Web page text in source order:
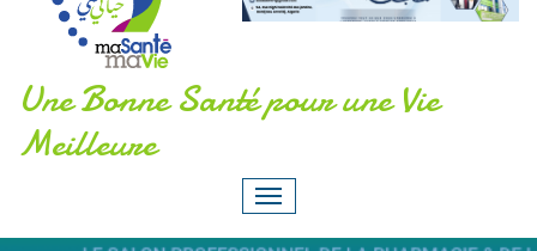
Une Bonne Santé pour une Vie
Meilleure